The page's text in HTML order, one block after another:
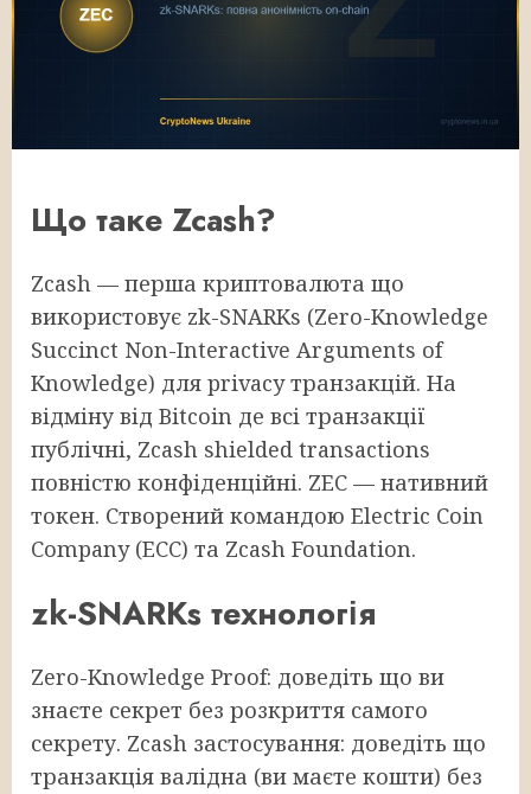
Що таке Zcash?
Zcash — перша криптовалюта що
використовує zk-SNARKs (Zero-Knowledge
Succinct Non-Interactive Arguments of
Knowledge) для privacy транзакцій. На
відміну від Bitcoin де всі транзакції
публічні, Zcash shielded transactions
повністю конфіденційні. ZEC — нативний
токен. Створений командою Electric Coin
Company (ECC) та Zcash Foundation.
zk-SNARKs технологія
Zero-Knowledge Proof: доведіть що ви
знаєте секрет без розкриття самого
секрету. Zcash застосування: доведіть що
транзакція валідна (ви маєте кошти) без